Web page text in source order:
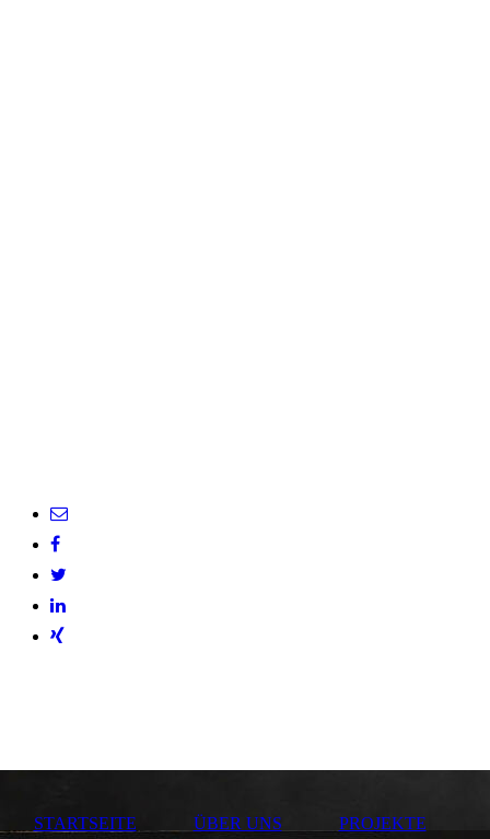
STARTSEITE ÜBER UNS PROJEKTE